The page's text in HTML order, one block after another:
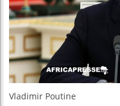
Vladimir Poutine